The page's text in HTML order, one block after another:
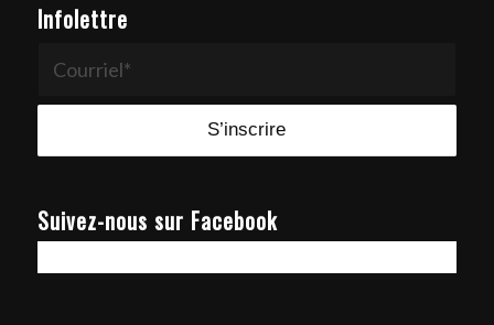
Infolettre
Suivez-nous sur Facebook